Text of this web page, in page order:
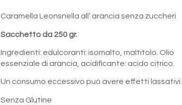
Caramella Leonsnella all’ arancia senza zuccheri
Sacchetto da 250 gr.
Ingredienti: edulcoranti: isomalto, maltitolo. Olio
essenziale di arancia, acidificante: acido citrico.
Un consumo eccessivo può avere effetti lassativi.
Senza Glutine